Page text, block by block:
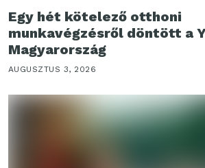
Egy hét kötelező otthoni
munkavégzésről döntött a
Magyarország
AUGUSZTUS 3, 2026